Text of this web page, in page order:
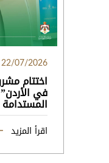
22/07/2026
اختتام
في
اقرأ المزيد